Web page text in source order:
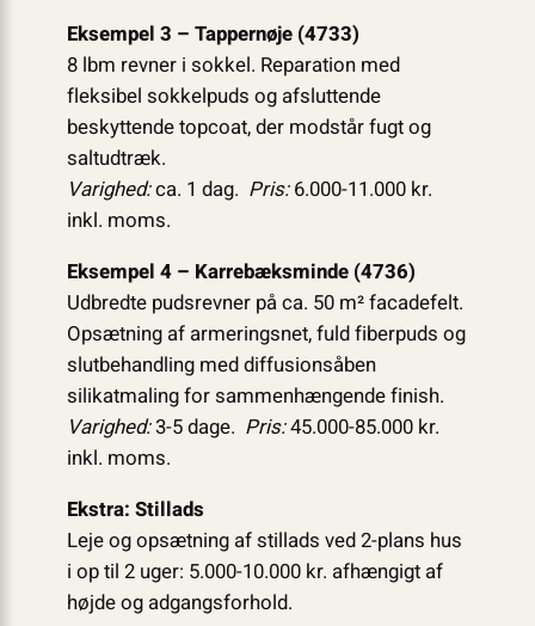
Eksempel 3 – Tappernøje (4733)
8 lbm revner i sokkel. Reparation med
fleksibel sokkelpuds og afsluttende
beskyttende topcoat, der modstår fugt og
saltudtræk.
Varighed:ca. 1 dag. Pris:6.000-11.000 kr.
inkl. moms.
Eksempel 4 – Karrebæksminde (4736)
Udbredte pudsrevner på ca. 50 m² facadefelt.
Opsætning af armeringsnet, fuld fiberpuds og
slutbehandling med diffusionsåben
silikatmaling for sammenhængende finish.
Varighed:3-5 dage. Pris:45.000-85.000 kr.
inkl. moms.
Ekstra: Stillads
Leje og opsætning af stillads ved 2-plans hus
i op til 2 uger: 5.000-10.000 kr. afhængigt af
højde og adgangsforhold.